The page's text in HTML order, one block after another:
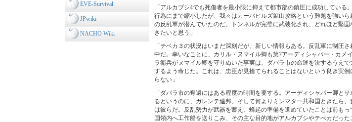
EVE-Survival
JPwiki
NACHO Wiki
「アルカブシ4でも死傷者を最小限に抑えて都市部の鎮圧に成功してい
行為にまで縮小したが、我々はカーバヒルズ鉱山攻略という難題を強い
の反乱軍が潜んでいたのだ。トンネルが完璧に武装化され、どれほど堅
きたいと思う」
「テベカ３の状況はいまだ深刻だが、新しい情報もある。反乱軍に制圧
中だ。幸いなことに、カリル・ヌマイル卿も第7アーディシャパー・カメ
ラ衛兵がヌマイル卿を守りぬいた事実は、ダバラ市の命運を決するうえ
するよう命じた。これは、忠臣が見捨てられることはないという良き実
らない」
「ダバラ市の奪還にはある程度の時間を要する。アーディシャパー卿と
るというのに、ガレンテ連邦、そして何よりミンマター共和国ときたら
は彼らだ。反乱勢力が武器を蓄え、蜂起の準備を進めていたことは前も
国領内へ工作船を送りこみ、その主な目的地がアルカブシやテべカだっ